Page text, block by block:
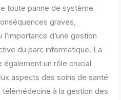
toute panne de système
graves,
l’importance d’une gestion
du parc informatique. La
un rôle crucial
aspects des soins de santé
télémédecine à la gestion des